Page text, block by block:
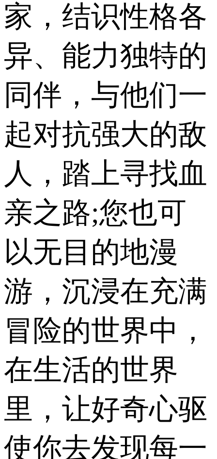
家，结识性格各
异、能力独特的
同伴，与他们一
起对抗强大的敌
人，踏上寻找血
亲之路;您也可
以无目的地漫
游，沉浸在充满
冒险的世界中，
在生活的世界
里，让好奇心驱
使你去发现每一